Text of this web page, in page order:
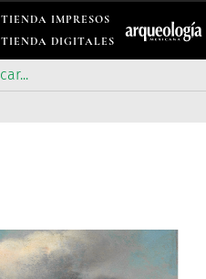
TIENDA IMPRESOS
TIENDA DIGITALES